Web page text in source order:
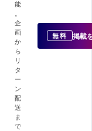
能
企
画
か
ら
リ
タ
ー
ン
配
送
ま
で
無料 掲載